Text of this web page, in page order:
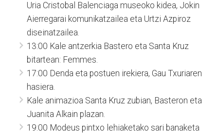
Uria Cristobal Balenciaga museoko kidea, Jokin
Aierregarai komunikatzailea eta Urtzi Azpiroz
diseinatzailea.
13:00 Kale antzerkia Bastero eta Santa Kruz
bitartean: Femmes.
17:00 Denda eta postuen irekiera, Gau Txuriaren
hasiera.
Kale animazioa Santa Kruz zubian, Basteron eta
Juanita Alkain plazan.
19:00 Modeus pintxo lehiaketako sari banaketa